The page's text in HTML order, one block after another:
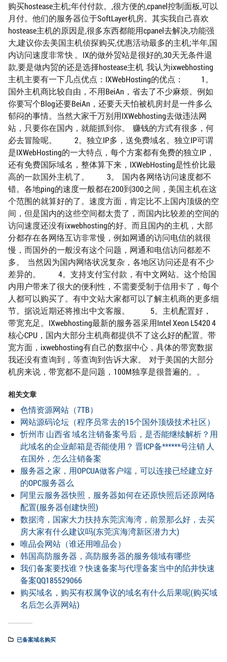
购买hostease主机;年付付款。,很方便的,cpanel控制面板,可以
月付。他们的服务器位于SoftLayer机房。其实我自己喜欢
hostease主机的原因是,很多东西都能用cpanel去解决,功能强
大,建议你去美国主机侦探购买,优惠活动最多的主机;半年,国
内访问速度非常快 。IX的做外贸站是很好的,30天无条件退
款,要是做内贸的还是选择hostease主机 我认为ixwebhosting
主机主要有一下几点优点：IXWebHosting的优点： 1。
国外主机商比较自由，不用BeiAn，省去了不少麻烦。例如
你要写个Blog还要BeiAn，还要天天怕被机房封是一件多么
郁闷的事情。当然大家千万别用IXWebhosting去做违法网
站，只要你在国内，就能抓到你。 赚钱的方式有很多，何
必去冒险呢。 2。独立IP多，送免费域名。独立IP可谓
是IXWebHosting的一大特点，每个方案都有免费的独立IP，
还有免费国际域名，整体算下来，IXWebHosting是性价比最
高的一款国外主机了。 3。 国内各网络访问速度都不
错。各地ping的速度一般都在200到300之间，美国主机在这
个范围的就算好的了。速度方面，肯定比不上国内顶级的空
间，但是国内的这些空间都太贵了，而国内比较差的空间的
访问速度还没有ixwebhosting的好。而且国内的主机，大部
分都存在各网络互访非常慢，例如网通的访问电信的就很
慢，而国外的一般没有这个问题，网通和电信访问都差不
多。 当然因为国内网络状况复杂，各地区访问还是有不少
差异的。 4。支持支付宝付款，有中文网站。这个给国
内用户带来了很大的便利性，不需要受制于信用卡了，每个
人都可以购买了。有中文站大家都可以了解主机商的更多细
节。据说近期还将推出中文客服。 5。主机配置好，
带宽充足。IXwebhosting最新的服务器采用Intel Xeon L5420 4
核心CPU，国内大部分主机商都提供不了这么好的配置。带
宽方面，ixwebhosting有自己的数据中心，具体的带宽数据
我还没有查询到，等查询到告诉大家。 对于美国的大部分
机房来说，带宽都不是问题，100M独享是很普遍的。。
相关文章
色情资源网站（7TB）
网站源码论坛（程序员常去的15个国外顶级技术社区）
忻州市 山西省 域名注销备案号后，是否能继续解析？用
此域名的企业邮箱是否能使用？ 晋ICP备******号注销 人
在国外，怎么注销备案
服务器之家，用OPCUA做客户端，可以连接已经建立好
的OPC服务器么
阿里云服务器快照，服务器如何在还原快照后还原网络
配置(服务器创建快照)
数据湾，国家大力扶持东莞滨海湾，前景那么好，去买
房大家有什么建议吗(东莞滨海湾新区潜力大)
唯品会网站（谁还用唯品会）
韩国高防服务器，高防服务器的服务领域有哪些
我们备案要找谁？快速备案与代理备案当中的陷井快速
备案QQ185529066
购买域名，购买有权属争议的域名有什么后果呢(购买域
名后怎么弄网站)
已备案域名购买